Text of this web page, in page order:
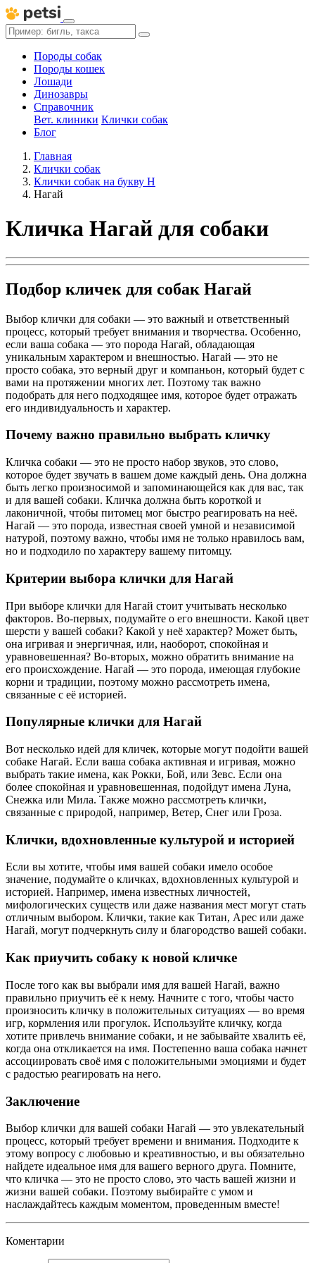
Породы собак
Породы кошек
Лошади
Динозавры
Справочник
Вет. клиники Клички собак
Блог
Главная
Клички собак
Клички собак на букву Н
Нагай
Кличка Нагай для собаки
Подбор кличек для собак Нагай
Выбор клички для собаки — это важный и ответственный
процесс, который требует внимания и творчества. Особенно,
если ваша собака — это порода Нагай, обладающая
уникальным характером и внешностью. Нагай — это не
просто собака, это верный друг и компаньон, который будет с
вами на протяжении многих лет. Поэтому так важно
подобрать для него подходящее имя, которое будет отражать
его индивидуальность и характер.
Почему важно правильно выбрать кличку
Кличка собаки — это не просто набор звуков, это слово,
которое будет звучать в вашем доме каждый день. Она должна
быть легко произносимой и запоминающейся как для вас, так
и для вашей собаки. Кличка должна быть короткой и
лаконичной, чтобы питомец мог быстро реагировать на неё.
Нагай — это порода, известная своей умной и независимой
натурой, поэтому важно, чтобы имя не только нравилось вам,
но и подходило по характеру вашему питомцу.
Критерии выбора клички для Нагай
При выборе клички для Нагай стоит учитывать несколько
факторов. Во-первых, подумайте о его внешности. Какой цвет
шерсти у вашей собаки? Какой у неё характер? Может быть,
она игривая и энергичная, или, наоборот, спокойная и
уравновешенная? Во-вторых, можно обратить внимание на
его происхождение. Нагай — это порода, имеющая глубокие
корни и традиции, поэтому можно рассмотреть имена,
связанные с её историей.
Популярные клички для Нагай
Вот несколько идей для кличек, которые могут подойти вашей
собаке Нагай. Если ваша собака активная и игривая, можно
выбрать такие имена, как Рокки, Бой, или Зевс. Если она
более спокойная и уравновешенная, подойдут имена Луна,
Снежка или Мила. Также можно рассмотреть клички,
связанные с природой, например, Ветер, Снег или Гроза.
Клички, вдохновленные культурой и историей
Если вы хотите, чтобы имя вашей собаки имело особое
значение, подумайте о кличках, вдохновленных культурой и
историей. Например, имена известных личностей,
мифологических существ или даже названия мест могут стать
отличным выбором. Клички, такие как Титан, Арес или даже
Нагай, могут подчеркнуть силу и благородство вашей собаки.
Как приучить собаку к новой кличке
После того как вы выбрали имя для вашей Нагай, важно
правильно приучить её к нему. Начните с того, чтобы часто
произносить кличку в положительных ситуациях — во время
игр, кормления или прогулок. Используйте кличку, когда
хотите привлечь внимание собаки, и не забывайте хвалить её,
когда она откликается на имя. Постепенно ваша собака начнет
ассоциировать своё имя с положительными эмоциями и будет
с радостью реагировать на него.
Заключение
Выбор клички для вашей собаки Нагай — это увлекательный
процесс, который требует времени и внимания. Подходите к
этому вопросу с любовью и креативностью, и вы обязательно
найдете идеальное имя для вашего верного друга. Помните,
что кличка — это не просто слово, это часть вашей жизни и
жизни вашей собаки. Поэтому выбирайте с умом и
наслаждайтесь каждым моментом, проведенным вместе!
Коментарии